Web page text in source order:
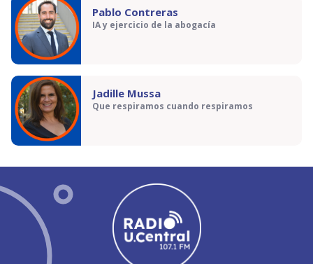
Pablo Contreras
IA y ejercicio de la abogacía
Jadille Mussa
Que respiramos cuando respiramos